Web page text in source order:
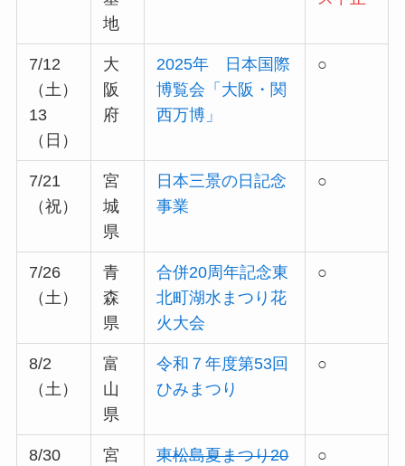
地
7/12
（土）
13
（日）
大
阪
府
2025年 日本国際
博覧会「大阪・関
西万博」
○
7/21
（祝）
宮
城
県
日本三景の日記念
事業
○
7/26
（土）
青
森
県
合併20周年記念東
北町湖水まつり花
火大会
○
8/2
（土）
富
山
県
令和７年度第53回
ひみまつり
○
8/30
宮
東松島夏まつり20
○